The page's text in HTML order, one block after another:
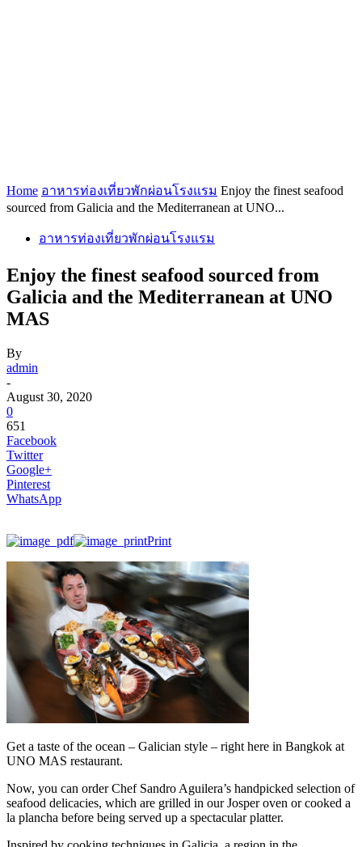
Home อาหารท่องเที่ยวพักผ่อนโรงแรม Enjoy the finest seafood
sourced from Galicia and the Mediterranean at UNO...
อาหารท่องเที่ยวพักผ่อนโรงแรม
Enjoy the finest seafood sourced from
Galicia and the Mediterranean at UNO
MAS
By
admin
-
August 30, 2020
0
651
Facebook
Twitter
Google+
Pinterest
WhatsApp
Print
Get a taste of the ocean – Galician style – right here in Bangkok at
UNO MAS restaurant.
Now, you can order Chef Sandro Aguilera’s handpicked selection of
seafood delicacies, which are grilled in our Josper oven or cooked a
la plancha before being served up a spectacular platter.